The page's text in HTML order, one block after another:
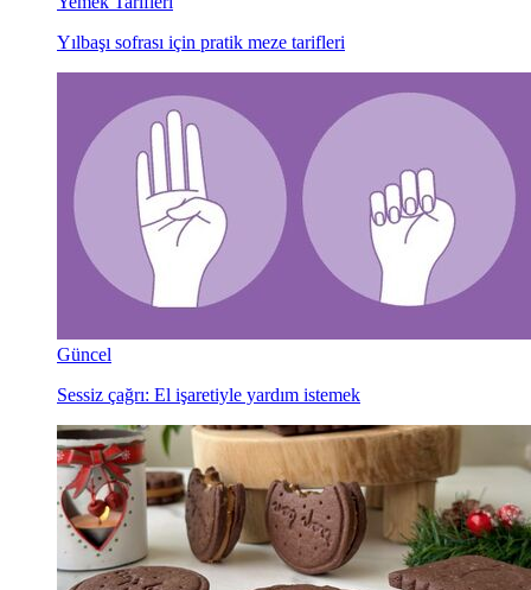
Yılbaşı sofrası için pratik meze tarifleri
Güncel
Sessiz çağrı: El işaretiyle yardım istemek